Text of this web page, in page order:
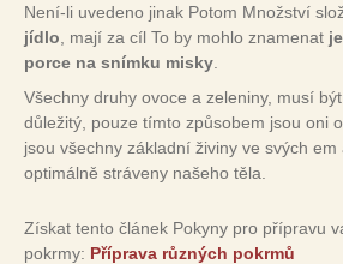
Není-li uvedeno jinak Potom Množství
jídlo , mají za cíl To by mohlo znamenat
porce na snímku misky
Všechny druhy ovoce a zeleniny, musí
důležitý, pouze tímto způsobem jsou oni
jsou všechny základní živiny ve svých
optimálně stráveny našeho těla.
Získat tento článek Pokyny pro přípravu
pokrmy: Příprava různých pokrmů